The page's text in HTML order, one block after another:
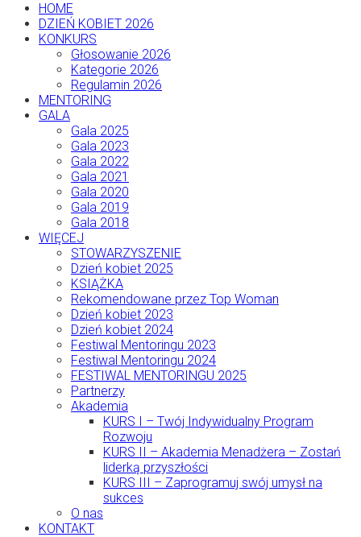
HOME
DZIEŃ KOBIET 2026
KONKURS
Głosowanie 2026
Kategorie 2026
Regulamin 2026
MENTORING
GALA
Gala 2025
Gala 2023
Gala 2022
Gala 2021
Gala 2020
Gala 2019
Gala 2018
WIĘCEJ
STOWARZYSZENIE
Dzień kobiet 2025
KSIĄŻKA
Rekomendowane przez Top Woman
Dzień kobiet 2023
Dzień kobiet 2024
Festiwal Mentoringu 2023
Festiwal Mentoringu 2024
FESTIWAL MENTORINGU 2025
Partnerzy
Akademia
KURS I – Twój Indywidualny Program
Rozwoju
KURS II – Akademia Menadżera – Zostań
liderką przyszłości
KURS III – Zaprogramuj swój umysł na
sukces
O nas
KONTAKT